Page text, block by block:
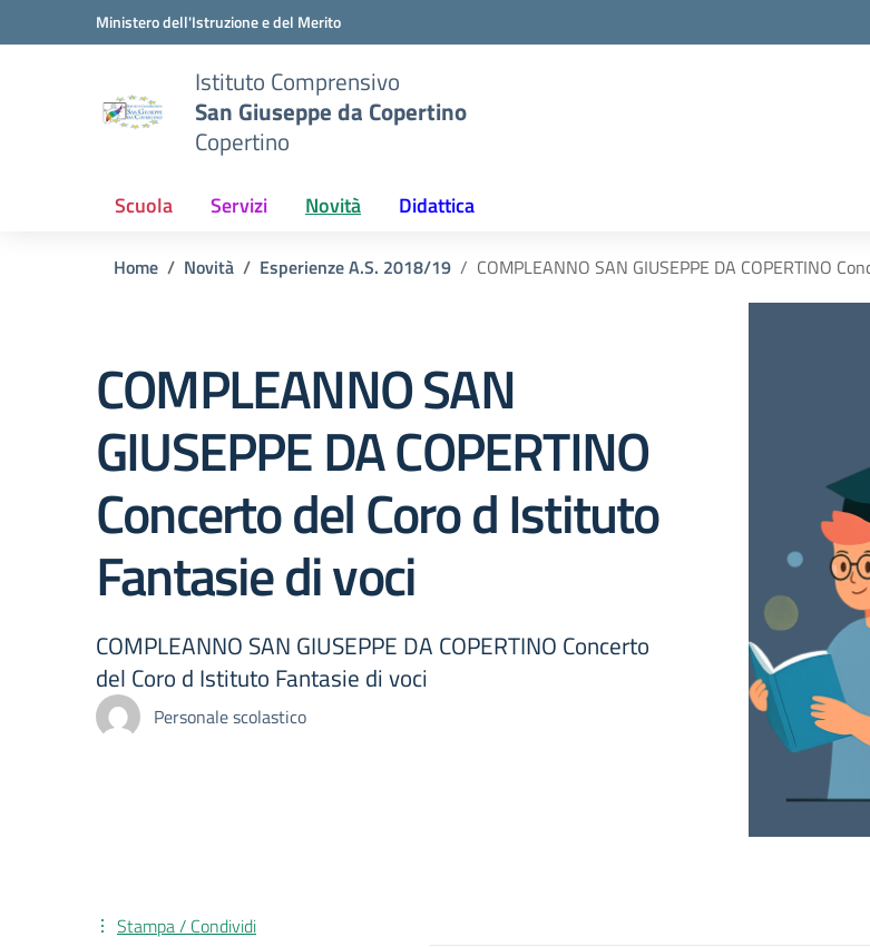
Vai ai contenuti
Vai al menu di navigazioneMinistero dell'Istruzione e del Merito
Istituto Comprensivo
San Giuseppe da Copertino
Copertino
Scuola Servizi Novità Didattica
Home Novità Esperienze A.S. 2018/19 COMPLEANNO SAN GIUSEPPE DA COPERTINO
COMPLEANNO SAN
GIUSEPPE DA COPERTINO
Concerto del Coro d Istituto
Fantasie di voci
COMPLEANNO SAN GIUSEPPE DA COPERTINO Concerto
del Coro d Istituto Fantasie di voci
Personale scolastico
Stampa / Condividi